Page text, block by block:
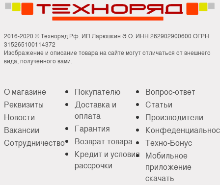
2016-2020 © Техноряд.Рф. ИП Ларюшкин Э.О. ИНН 262902900600 ОГРН
315265100114372
Изображение и описание товара на сайте могут отличаться от внешнего
вида, полученного вами.
О магазине
Реквизиты
Новости
Вакансии
Сотрудничество
Покупателю
Доставка и
оплата
Гарантия
Возврат товара
Кредит и условия
рассрочки
Вопрос-ответ
Статьи
Производители
Техно-Бонус
Мобильное
приложение
скачать